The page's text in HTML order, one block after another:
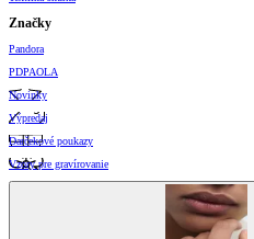
Značky
Pandora
PDPAOLA
Novinky
Výpredaj
Darčekové poukazy
Vzory pre gravírovanie